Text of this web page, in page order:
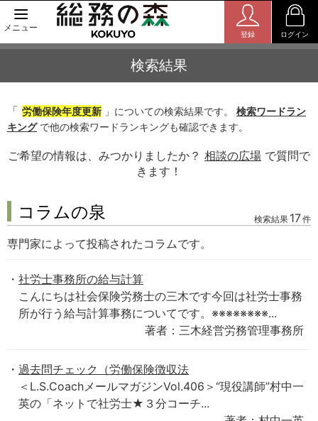
メニュー
登録 ログイン
検索結果
「 労働保険年度更新 」についての検索結果です。 検索ワードラン
キングで他の検索ワードランキングも確認できます。
ご希望の情報は、みつかりましたか？ 相談の広場 で質問で
きます！
コラムの泉 検索結果 17件
専門家によって投稿されたコラムです。
社労士事務所の給与計算
こんにちは社会保険労務士の三木です今回は社労士事務
所が行う給与計算事務についてです。※※※※※※※※...
著者：三木経営労務管理事務所
過去問チェック（労働保険徴収法
＜L.S.CoachメールマガジンVol.406＞“現役講師”村中一
英の「ネットで社労士★３分コーチ...